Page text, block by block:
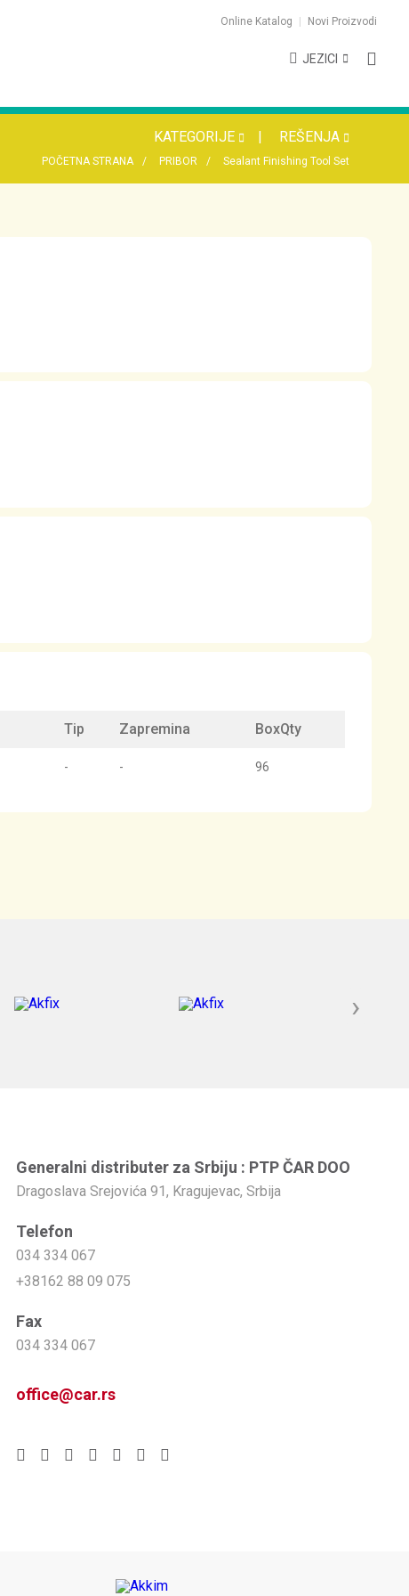
Online Katalog Novi Proizvodi
JEZICI
KATEGORIJE REŠENJA
POČETNA STRANA PRIBOR Sealant Finishing Tool Set
Tip Zapremina BoxQty
- - 96
›
Generalni distributer za Srbiju : PTP ČAR DOO
Dragoslava Srejovića 91, Kragujevac, Srbija
Telefon
034 334 067
+38162 88 09 075
Fax
034 334 067
office@car.rs